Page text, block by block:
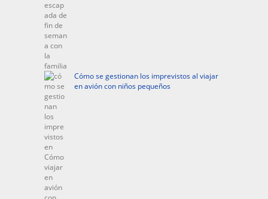
Cómo se gestionan los imprevistos al viajar
en avión con niños pequeños